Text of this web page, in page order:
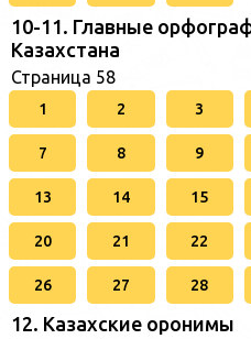
10-11. Главные
Казахстана
Страница 58
1 2 3
7 8 9
13 14 15
20 21 22
26 27 28
12. Казахские оронимы